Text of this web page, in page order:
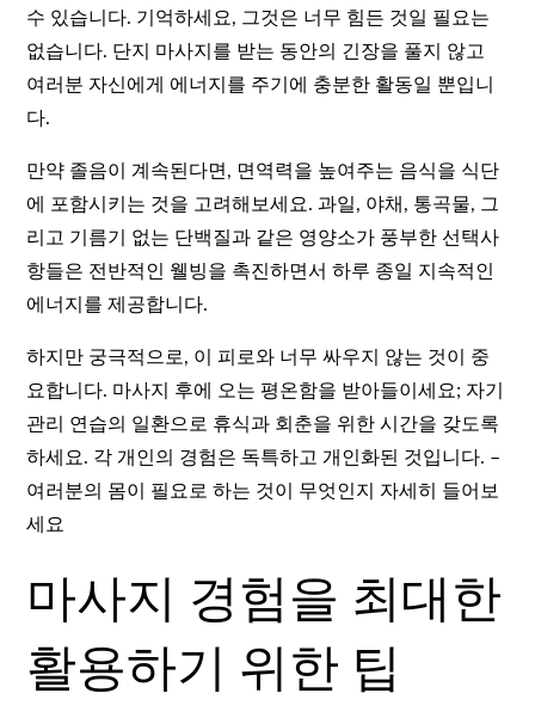
수 있습니다. 기억하세요, 그것은 너무 힘든 것일 필요는
없습니다. 단지 마사지를 받는 동안의 긴장을 풀지 않고
여러분 자신에게 에너지를 주기에 충분한 활동일 뿐입니
다.
만약 졸음이 계속된다면, 면역력을 높여주는 음식을 식단
에 포함시키는 것을 고려해보세요. 과일, 야채, 통곡물, 그
리고 기름기 없는 단백질과 같은 영양소가 풍부한 선택사
항들은 전반적인 웰빙을 촉진하면서 하루 종일 지속적인
에너지를 제공합니다.
하지만 궁극적으로, 이 피로와 너무 싸우지 않는 것이 중
요합니다. 마사지 후에 오는 평온함을 받아들이세요; 자기
관리 연습의 일환으로 휴식과 회춘을 위한 시간을 갖도록
하세요. 각 개인의 경험은 독특하고 개인화된 것입니다. –
여러분의 몸이 필요로 하는 것이 무엇인지 자세히 들어보
세요
마사지 경험을 최대한
활용하기 위한 팁